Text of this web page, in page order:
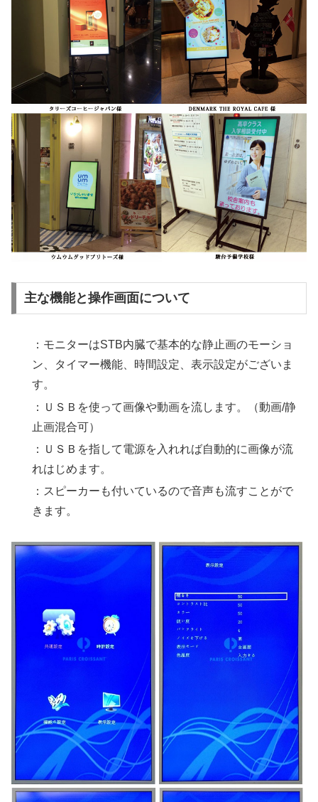
主な機能と操作画面について
：モニターはSTB内臓で基本的な静止画のモーショ
ン、タイマー機能、時間設定、表示設定がございま
す。
：ＵＳＢを使って画像や動画を流します。（動画/静
止画混合可）
：ＵＳＢを指して電源を入れれば自動的に画像が流
れはじめます。
：スピーカーも付いているので音声も流すことがで
きます。